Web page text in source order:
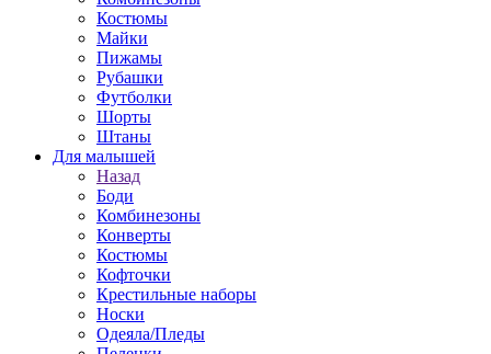
Костюмы
Майки
Пижамы
Рубашки
Футболки
Шорты
Штаны
Для малышей
Назад
Боди
Комбинезоны
Конверты
Костюмы
Кофточки
Крестильные наборы
Носки
Одеяла/Пледы